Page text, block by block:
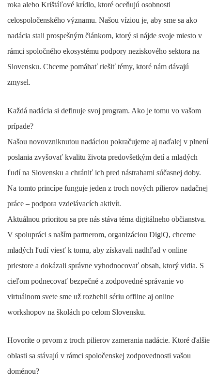
roka alebo Krištáľové krídlo, ktoré oceňujú osobnosti
celospoločenského významu. Našou víziou je, aby sme sa ako
nadácia stali prospešným článkom, ktorý si nájde svoje miesto v
rámci spoločného ekosystému podpory neziskového sektora na
Slovensku. Chceme pomáhať riešiť témy, ktoré nám dávajú
zmysel.
Každá nadácia si definuje svoj program. Ako je tomu vo vašom
prípade?
Našou novovzniknutou nadáciou pokračujeme aj naďalej v plnení
poslania zvyšovať kvalitu života predovšetkým detí a mladých
ľudí na Slovensku a chrániť ich pred nástrahami súčasnej doby.
Na tomto princípe funguje jeden z troch nových pilierov nadačnej
práce – podpora vzdelávacích aktivít.
Aktuálnou prioritou sa pre nás stáva téma digitálneho občianstva.
V spolupráci s naším partnerom, organizáciou DigiQ, chceme
mladých ľudí viesť k tomu, aby získavali nadhľad v online
priestore a dokázali správne vyhodnocovať obsah, ktorý vidia. S
cieľom podnecovať bezpečné a zodpovedné správanie vo
virtuálnom svete sme už rozbehli sériu offline aj online
workshopov na školách po celom Slovensku.
Hovoríte o prvom z troch pilierov zamerania nadácie. Ktoré ďalšie
oblasti sa stávajú v rámci spoločenskej zodpovednosti vašou
doménou?